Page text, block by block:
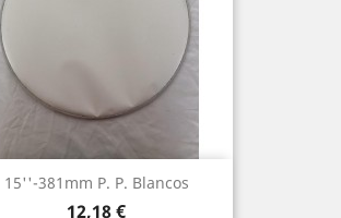
15''-381mm P. P. Blancos
Precio
12,18 €